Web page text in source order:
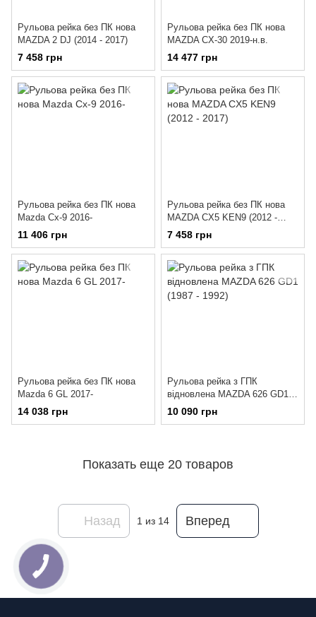
Рульова рейка без ПК нова
MAZDA 2 DJ (2014 - 2017)
7 458 грн
Рульова рейка без ПК нова
MAZDA CX-30 2019-н.в.
14 477 грн
Рульова рейка без ПК нова
Mazda Cx-9 2016-
11 406 грн
Рульова рейка без ПК нова
MAZDA CX5 KEN9 (2012 -
2017)
7 458 грн
Рульова рейка без ПК нова
Mazda 6 GL 2017-
14 038 грн
Рульова рейка з ГПК
відновлена MAZDA 626 GD1
(1987 - 1992)
10 090 грн
Показать еще 20 товаров
Назад 1 из 14 Вперед